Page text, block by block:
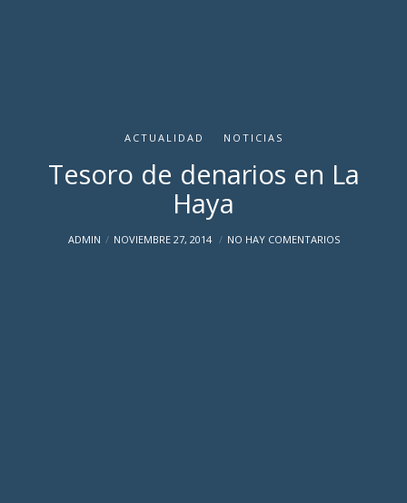
ACTUALIDAD NOTICIAS
Tesoro de denarios en La
Haya
ADMIN NOVIEMBRE 27, 2014 NO HAY COMENTARIOS